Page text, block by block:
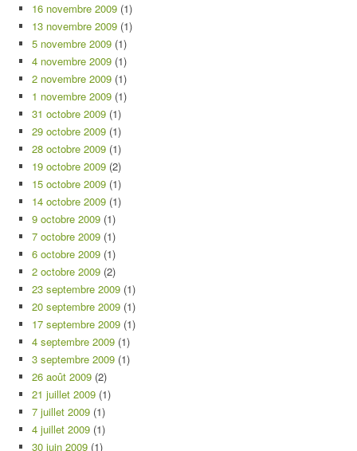
16 novembre 2009 (1)
13 novembre 2009 (1)
5 novembre 2009 (1)
4 novembre 2009 (1)
2 novembre 2009 (1)
1 novembre 2009 (1)
31 octobre 2009 (1)
29 octobre 2009 (1)
28 octobre 2009 (1)
19 octobre 2009 (2)
15 octobre 2009 (1)
14 octobre 2009 (1)
9 octobre 2009 (1)
7 octobre 2009 (1)
6 octobre 2009 (1)
2 octobre 2009 (2)
23 septembre 2009 (1)
20 septembre 2009 (1)
17 septembre 2009 (1)
4 septembre 2009 (1)
3 septembre 2009 (1)
26 août 2009 (2)
21 juillet 2009 (1)
7 juillet 2009 (1)
4 juillet 2009 (1)
30 juin 2009 (1)